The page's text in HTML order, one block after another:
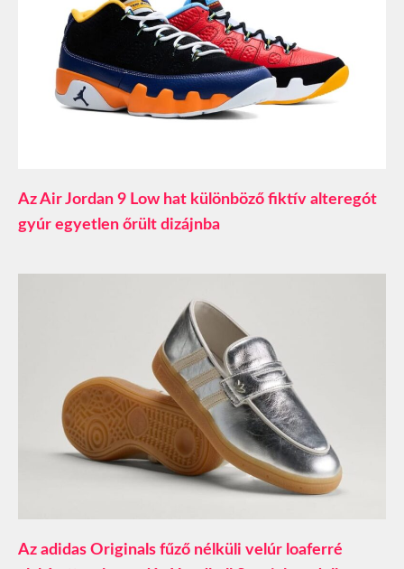
Az Air Jordan 9 Low hat különböző fiktív alteregót
gyúr egyetlen őrült dizájnba
Az adidas Originals fűző nélküli velúr loaferré